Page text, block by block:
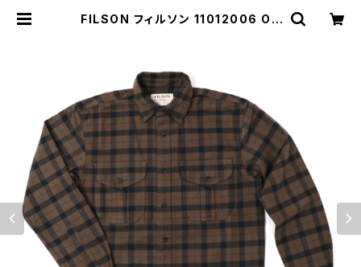
FILSON フィルソン 11012006 OT